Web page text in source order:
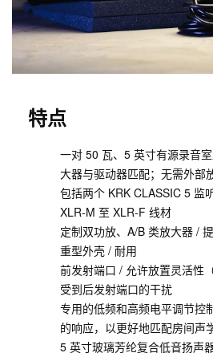
特点
一对 50 瓦、5 英寸有源录音
大器与驱动器匹配；无需外部
包括两个 KRK CLASSIC 5 监
XLR-M 至 XLR-F 线材
定制双功放、A/B 类放大器 /
重型外壳 / 耐用
前发射端口 / 允许放置灵活性
受到后发射端口的干扰
专用的低频和高频电平调节控
的响应，以更好地匹配房间声
5 英寸玻璃芳纶复合低音扬声